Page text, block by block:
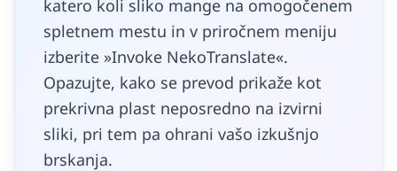
katero koli sliko mange na omogočenem
spletnem mestu in v priročnem meniju
izberite »Invoke NekoTranslate«.
Opazujte, kako se prevod prikaže kot
prekrivna plast neposredno na izvirni
sliki, pri tem pa ohrani vašo izkušnjo
brskanja.